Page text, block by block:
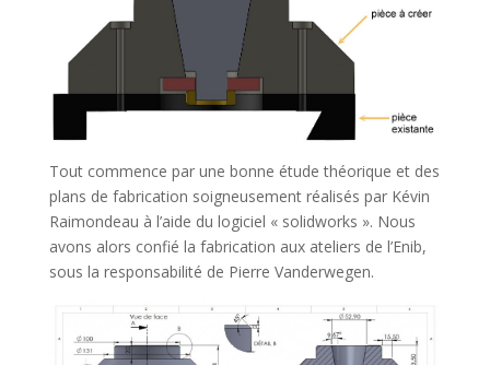
Tout commence par une bonne étude théorique et des
plans de fabrication soigneusement réalisés par Kévin
Raimondeau à l’aide du logiciel « solidworks ». Nous
avons alors confié la fabrication aux ateliers de l’Enib,
sous la responsabilité de Pierre Vanderwegen.